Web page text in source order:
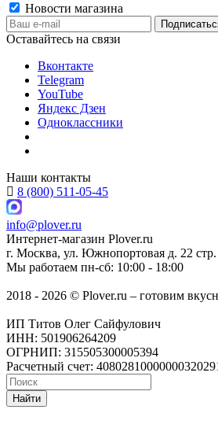
Новости магазина
Оставайтесь на связи
Вконтакте
Telegram
YouTube
Яндекс Дзен
Одноклассники
Наши контакты
8 (800) 511-05-45
info@plover.ru
Интернет-магазин Plover.ru
г. Москва, ул. Южнопортовая д. 22 стр.
Мы работаем пн-сб: 10:00 - 18:00
2018 - 2026 © Plover.ru – готовим
ИП Титов Олег Сайфулович
ИНН: 501906264209
ОГРНИП: 315505300005394
Расчетный счет:
Найти